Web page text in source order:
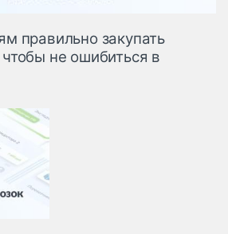
правильно закупать
не ошибиться в